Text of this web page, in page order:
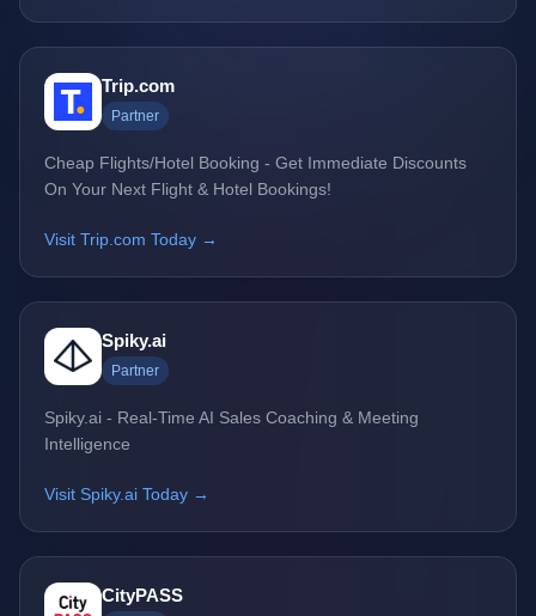
Trip.com
Partner
Cheap Flights/Hotel Booking - Get Immediate Discounts
On Your Next Flight & Hotel Bookings!
Visit Trip.com Today →
Spiky.ai
Partner
Spiky.ai - Real-Time AI Sales Coaching & Meeting
Intelligence
Visit Spiky.ai Today →
CityPASS